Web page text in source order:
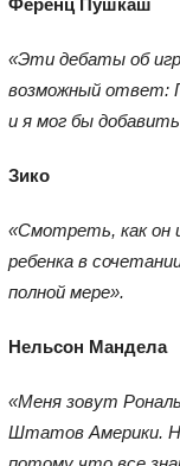
«Эти дебаты об
возможный ответ:
и я мог бы
Зико
«Смотреть, как он
ребенка в
полной мере».
Нельсон Мандела
«Меня зовут
Штатов Америки.